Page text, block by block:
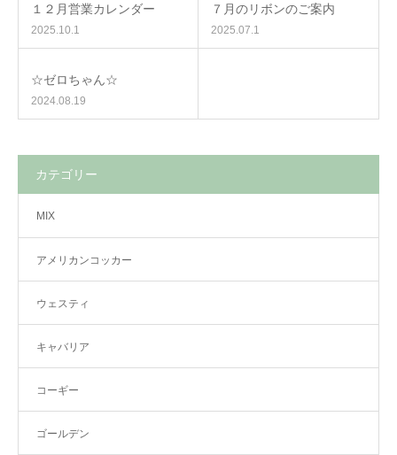
１２月営業カレンダー
2025.10.1
７月のリボンのご案内
2025.07.1
☆ゼロちゃん☆
2024.08.19
カテゴリー
MIX
アメリカンコッカー
ウェスティ
キャバリア
コーギー
ゴールデン